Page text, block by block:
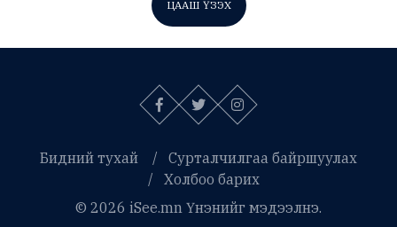
ЦААШ ҮЗЭХ
Бидний тухай
Сурталчилгаа байршуулах
Холбоо барих
© 2026 iSee.mn Үнэнийг мэдээлнэ.